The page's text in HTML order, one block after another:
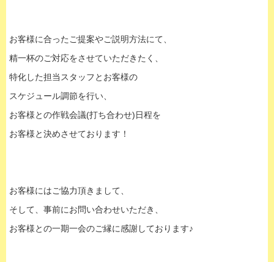
お客様に合ったご提案やご説明方法にて、
精一杯のご対応をさせていただきたく、
特化した担当スタッフとお客様の
スケジュール調節を行い、
お客様との作戦会議(打ち合わせ)日程を
お客様と決めさせております！
お客様にはご協力頂きまして、
そして、 事前にお問い合わせいただき、
お客様との一期一会のご縁に感謝しております♪